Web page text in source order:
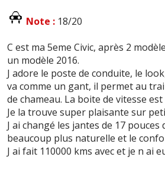
Note : 18/20
C est ma 5eme Civic, après 2
un modèle 2016.
J adore le poste de conduite, le
va comme un gant, il permet au
de chameau. La boite de vitesse
Je la trouve super plaisante sur
J ai changé les jantes de 17
beaucoup plus naturelle et le
J ai fait 110000 kms avec et je n ai